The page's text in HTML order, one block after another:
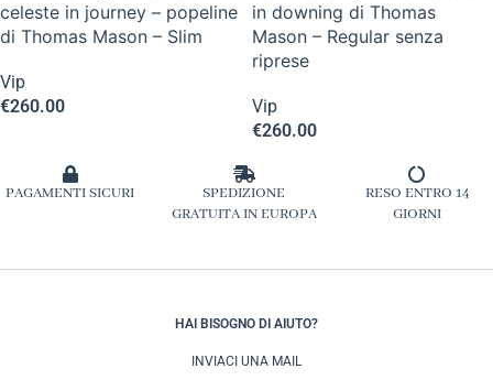
celeste in journey – popeline
di Thomas Mason – Slim
Vip
€260.00
in downing di Thomas
Mason – Regular senza
riprese
Vip
€260.00
PAGAMENTI SICURI
SPEDIZIONE
GRATUITA IN EUROPA
RESO ENTRO 14
GIORNI
HAI BISOGNO DI AIUTO?
INVIACI UNA MAIL